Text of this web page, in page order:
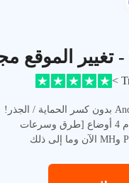
محاكاة حركة GPS الحقيقية باستخدام 4 أوضاع [طرق وسرعات